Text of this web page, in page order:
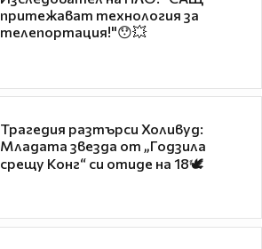
притежават технология за
телепортация!"😯💥
Трагедия разтърси Холивуд:
Младата звезда от „Годзила
срещу Конг“ си отиде на 18🕊️